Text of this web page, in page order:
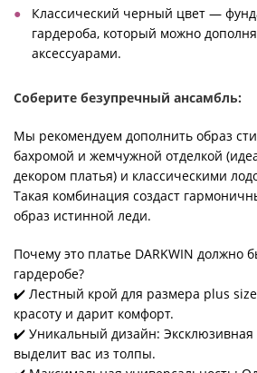
Классический черный цвет —
гардероба, который можно
аксессуарами.
Соберите безупречный ансамбль:
Мы рекомендуем дополнить образ
бахромой и жемчужной отделкой
декором платья) и классическими
Такая комбинация создаст
образ истинной леди.
Почему это платье DARKWIN должно
гардеробе?
✔️ Лестный крой для размера plus
красоту и дарит комфорт.
✔️ Уникальный дизайн: Эксклюзивная
выделит вас из толпы.